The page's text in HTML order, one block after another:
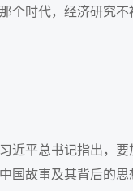
个时代，经济研究
近平总书记指出，
国故事及其背后的